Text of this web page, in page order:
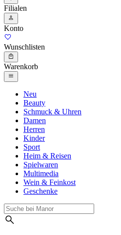
Filialen
Konto
Wunschlisten
Warenkorb
Neu
Beauty
Schmuck & Uhren
Damen
Herren
Kinder
Sport
Heim & Reisen
Spielwaren
Multimedia
Wein & Feinkost
Geschenke